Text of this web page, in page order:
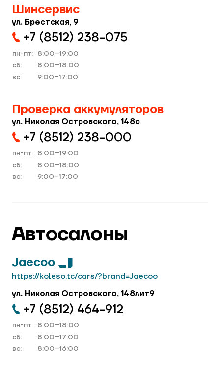
Шинсервис
ул. Брестская, 9
+7 (8512) 238−075
пн-пт: 8:00–19:00
cб:
8:00–18:00
вс:
9:00–17:00
Проверка аккумуляторов
ул. Николая Островского, 148с
+7 (8512) 238−000
пн-пт: 8:00–19:00
cб:
8:00–18:00
вс:
9:00–17:00
Автосалоны
Jaecoo
https://koleso.tc/cars/?brand=Jaecoo
ул. Николая Островского, 148лит9
+7 (8512) 464−912
пн-пт: 8:00–18:00
cб:
8:00–17:00
вс:
8:00–16:00